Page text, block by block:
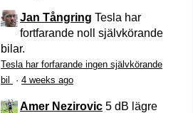
Jan Tångring Tesla har
fortfarande noll självkörande
bilar.
Tesla har forfarande ingen självkörande
bil
· 4 weeks ago
Amer Nezirovic 5 dB lägre